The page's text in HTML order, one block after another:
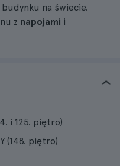
na świecie.
z napojami i
i 125. piętro)
(148. piętro)